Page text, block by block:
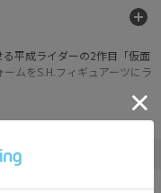
る平成ライダーの2作目「仮面
ムをS.H.フィギュアーツにラ
パーツで再現。
"の他の商品